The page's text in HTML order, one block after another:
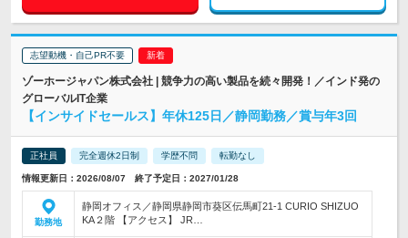
志望動機・自己PR不要
ゾーホージャパン株式会社 | 競争力の高い製品を続々開発！／インド発の
グローバルIT企業
【インサイドセールス】年休125日／静岡勤務／賞与年3回
正社員 完全週休2日制 学歴不問 転勤なし
情報更新日：2026/08/07 終了予定日：2027/01/28
勤務地
静岡オフィス／静岡県静岡市葵区伝馬町21-1 CURIO SHIZUO
KA２階 【アクセス】 JR…